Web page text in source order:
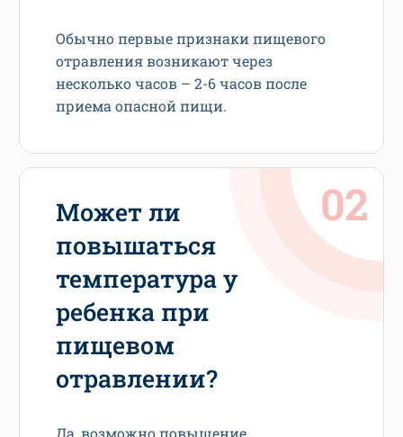
Обычно первые признаки пищевого
отравления возникают через
несколько часов – 2-6 часов после
приема опасной пищи.
Может ли
повышаться
температура у
ребенка при
пищевом
отравлении?
Да, возможно повышение